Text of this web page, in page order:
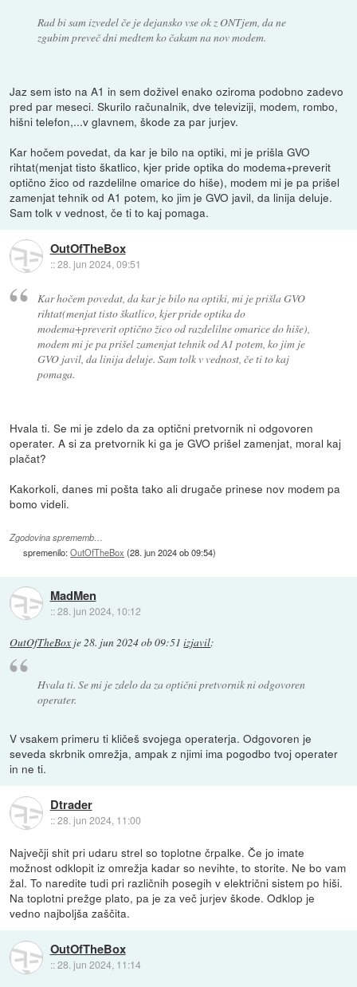
Rad bi sam izvedel če je dejansko vse ok z ONTjem, da ne
zgubim preveč dni medtem ko čakam na nov modem.
Jaz sem isto na A1 in sem doživel enako oziroma podobno zadevo
pred par meseci. Skurilo računalnik, dve televiziji, modem, rombo,
hišni telefon,...v glavnem, škode za par jurjev.
Kar hočem povedat, da kar je bilo na optiki, mi je prišla GVO
rihtat(menjat tisto škatlico, kjer pride optika do modema+preverit
optično žico od razdelilne omarice do hiše), modem mi je pa prišel
zamenjat tehnik od A1 potem, ko jim je GVO javil, da linija deluje.
Sam tolk v vednost, če ti to kaj pomaga.
OutOfTheBox
::28. jun 2024, 09:51
Kar hočem povedat, da kar je bilo na optiki, mi je prišla GVO
rihtat(menjat tisto škatlico, kjer pride optika do
modema+preverit optično žico od razdelilne omarice do hiše),
modem mi je pa prišel zamenjat tehnik od A1 potem, ko jim je
GVO javil, da linija deluje. Sam tolk v vednost, če ti to kaj
pomaga.
Hvala ti. Se mi je zdelo da za optični pretvornik ni odgovoren
operater. A si za pretvornik ki ga je GVO prišel zamenjat, moral kaj
plačat?
Kakorkoli, danes mi pošta tako ali drugače prinese nov modem pa
bomo videli.
Zgodovina sprememb…
spremenilo:OutOfTheBox (28. jun 2024 ob 09:54)
MadMen
::28. jun 2024, 10:12
OutOfTheBox je28. jun 2024 ob 09:51 izjavil:
Hvala ti. Se mi je zdelo da za optični pretvornik ni odgovoren
operater.
V vsakem primeru ti kličeš svojega operaterja. Odgovoren je
seveda skrbnik omrežja, ampak z njimi ima pogodbo tvoj operater
in ne ti.
Dtrader
::28. jun 2024, 11:00
Največji shit pri udaru strel so toplotne črpalke. Če jo imate
možnost odklopit iz omrežja kadar so nevihte, to storite. Ne bo vam
žal. To naredite tudi pri različnih posegih v električni sistem po hiši.
Na toplotni prežge plato, pa je za več jurjev škode. Odklop je
vedno najboljša zaščita.
OutOfTheBox
::28. jun 2024, 11:14